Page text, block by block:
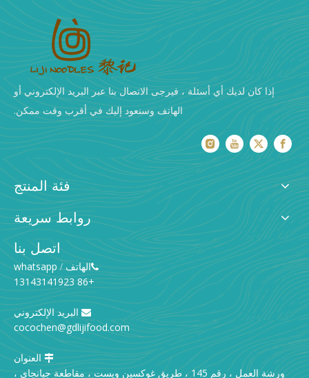
إذا كان لديك أي أسئلة ، فيرجى الاتصال بنا عبر البريد الإلكتروني أو
الهاتف وسنعود إليك في أقرب وقت ممكن.
فئة المنتج
روابط سريعة
اتصل بنا
الهاتف/
+86 13143141923
 البريد الإلكتروني
cocochen@gdlijifood.com
العنوان
ورشة العمل ، رقم 145 ، طريق غوكسين ويست ، مقاطعة جيانجاي ،